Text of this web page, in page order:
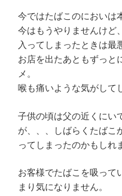
今ではたばこのにおいは
今はもうやりませんけど
入ってしまったときは最
お店を出たあともずっと
メ。
喉も痛いような気がして
子供の頃は父の近くにい
が、、、しばらくたばこ
ってしまったのかもしれ
お客様でたばこを吸って
まり気になりません。